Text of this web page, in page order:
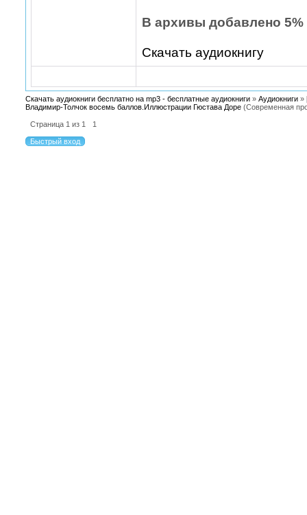
В архивы добавлено 5%
Скачать аудиокнигу
Скачать аудиокниги бесплатно на mp3 - бесплатные аудиокниги » Аудиокниги »
Владимир-Толчок восемь баллов.Иллюстрации Гюстава Доре (Современная
Страница 1 из 1 1